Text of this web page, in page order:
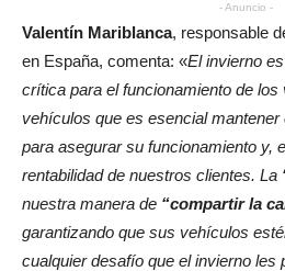
- Anuncio -
Valentín Mariblanca, responsable
en España, comenta: «El invierno
crítica para el funcionamiento de
vehículos que es esencial
para asegurar su funcionamiento y,
rentabilidad de nuestros clientes. La
nuestra manera de “compartir la
garantizando que sus vehículos
cualquier desafío que el invierno les